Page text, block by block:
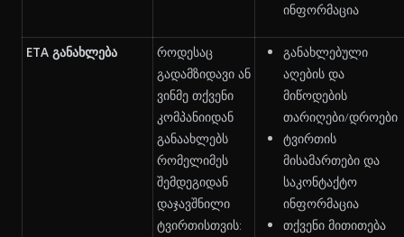
ინფორმაცია
ETA განახლება
როდესაც
გადამზიდავი ან
ვინმე თქვენი
კომპანიიდან
განაახლებს
რომელიმეს
შემდეგიდან
დაჯავშნილი
ტვირთისთვის:
განახლებული
აღების და
მიწოდების
თარიღები/დროები
ტვირთის
მისამართები და
საკონტაქტო
ინფორმაცია
თქვენი მითითება